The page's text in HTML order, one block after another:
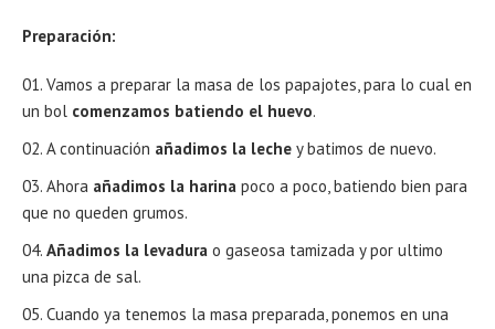
Preparación:
Vamos a preparar la masa de los papajotes, para lo cual en
un bol comenzamos batiendo el huevo.
A continuación añadimos la leche y batimos de nuevo.
Ahora añadimos la harina poco a poco, batiendo bien para
que no queden grumos.
Añadimos la levadura o gaseosa tamizada y por ultimo
una pizca de sal.
Cuando ya tenemos la masa preparada, ponemos en una